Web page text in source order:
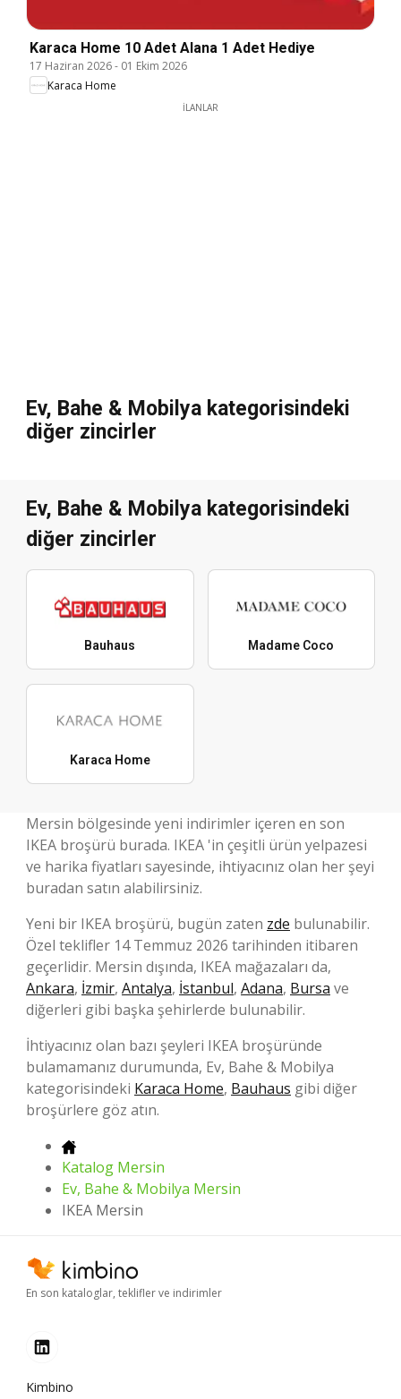
Karaca Home 10 Adet Alana 1 Adet Hediye
17 Haziran 2026- 01 Ekim 2026
Karaca Home
İLANLAR
Ev, Bahe & Mobilya kategorisindeki
diğer zincirler
Ev, Bahe & Mobilya kategorisindeki
diğer zincirler
Bauhaus Madame Coco
Karaca Home
Mersin bölgesinde yeni indirimler içeren en son
IKEA broşürü burada. IKEA 'in çeşitli ürün yelpazesi
ve harika fiyatları sayesinde, ihtiyacınız olan her şeyi
buradan satın alabilirsiniz.
Yeni bir IKEA broşürü, bugün zaten zde bulunabilir.
Özel teklifler 14 Temmuz 2026 tarihinden itibaren
geçerlidir. Mersin dışında, IKEA mağazaları da,
Ankara, İzmir, Antalya, İstanbul, Adana, Bursa ve
diğerleri gibi başka şehirlerde bulunabilir.
İhtiyacınız olan bazı şeyleri IKEA broşüründe
bulamamanız durumunda, Ev, Bahe & Mobilya
kategorisindeki Karaca Home, Bauhaus gibi diğer
broşürlere göz atın.
Katalog Mersin
Ev, Bahe & Mobilya Mersin
IKEA Mersin
En son kataloglar, teklifler ve indirimler
Kimbino